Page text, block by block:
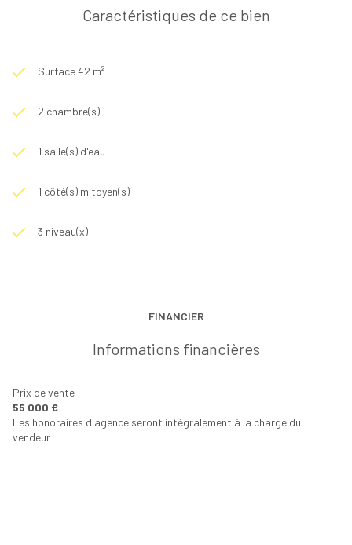
Caractéristiques de ce bien
Surface 42 m²
2 chambre(s)
1 salle(s) d'eau
1 côté(s) mitoyen(s)
3 niveau(x)
FINANCIER
Informations financières
Prix de vente
55 000 €
Les honoraires d'agence seront intégralement à la charge du
vendeur